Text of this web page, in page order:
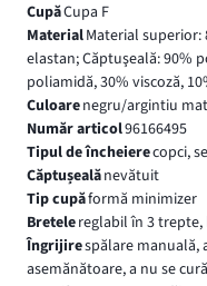
CupăCupa F
MaterialMaterial
elastan; Căptuşeală: 90%
poliamidă, 30% viscoză,
Culoarenegru/argintiu mat
Număr articol96166495
Tipul de încheierecopci,
Căptușealănevătuit
Tip cupăformă minimizer
Bretelereglabil în 3
Îngrijirespălare manuală,
asemănătoare, a nu se